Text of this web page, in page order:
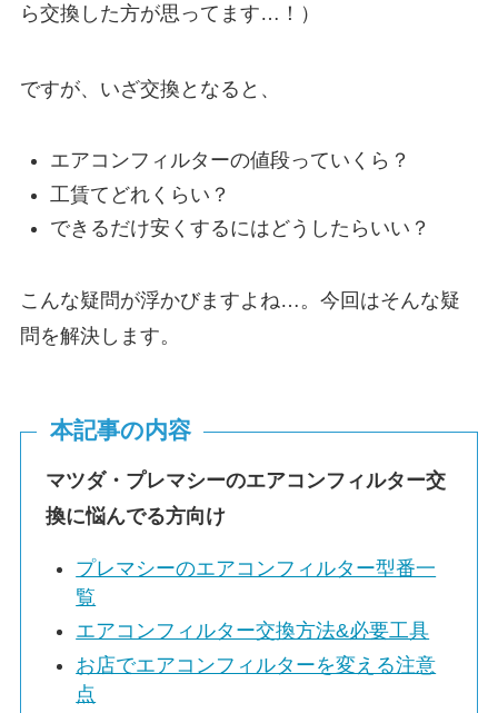
ら交換した方が思ってます…！）
ですが、いざ交換となると、
エアコンフィルターの値段っていくら？
工賃てどれくらい？
できるだけ安くするにはどうしたらいい？
こんな疑問が浮かびますよね…。今回はそんな疑
問を解決します。
本記事の内容
マツダ・プレマシーのエアコンフィルター交
換に悩んでる方向け
プレマシーのエアコンフィルター型番一
覧
エアコンフィルター交換方法&必要工具
お店でエアコンフィルターを変える注意
点